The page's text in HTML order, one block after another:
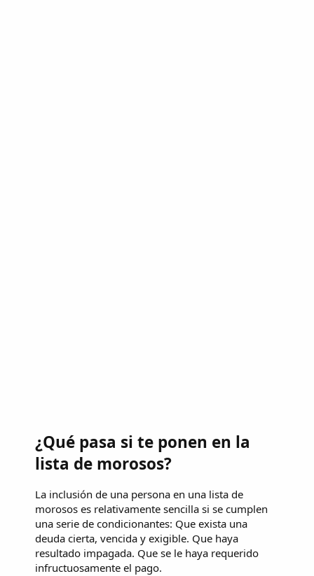
¿Qué pasa si te ponen en la
lista de morosos?
La inclusión de una persona en una lista de
morosos es relativamente sencilla si se cumplen
una serie de condicionantes: Que exista una
deuda cierta, vencida y exigible. Que haya
resultado impagada. Que se le haya requerido
infructuosamente el pago.